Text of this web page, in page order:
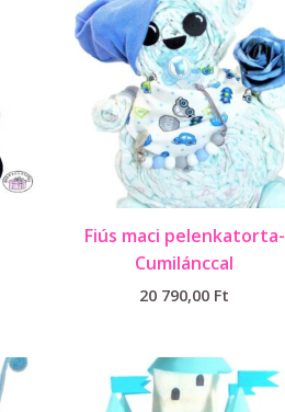
Fiús maci pelenkatorta-
Cumilánccal
20 790,00 Ft